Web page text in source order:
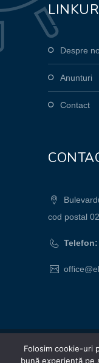
Despre
Anunturi
Contact
cod postal
Telefon:
©
Folosim cookie-uri
bună experiență pe